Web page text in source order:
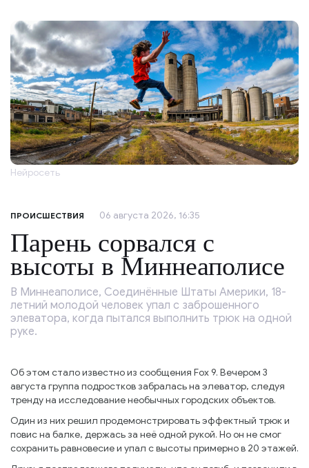
Нейросеть
ПРОИСШЕСТВИЯ 06 августа 2026, 16:35
Парень сорвался с
высоты в Миннеаполисе
В Миннеаполисе, Соединённые Штаты Америки, 18-
летний молодой человек упал с заброшенного
элеватора, когда пытался выполнить трюк на одной
руке.
Об этом стало известно из сообщения Fox 9. Вечером 3
августа группа подростков забралась на элеватор, следуя
тренду на исследование необычных городских объектов.
Один из них решил продемонстрировать эффектный трюк и
повис на балке, держась за неё одной рукой. Но он не смог
сохранить равновесие и упал с высоты примерно в 20 этажей.